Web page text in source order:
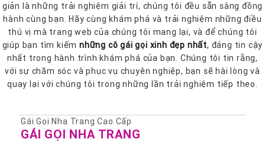
giản là những trải nghiệm giải trí, chúng tôi đều sẵn sàng đồng
hành cùng bạn. Hãy cùng khám phá và trải nghiệm những điều
thú vị mà trang web của chúng tôi mang lại, và để chúng tôi
giúp bạn tìm kiếmnhững cô gái gọi xinh đẹp nhất, đáng tin cậy
nhất trong hành trình khám phá của bạn. Chúng tôi tin rằng,
với sự chăm sóc và phục vụ chuyên nghiệp, bạn sẽ hài lòng và
quay lại với chúng tôi trong những lần trải nghiệm tiếp theo.
Gái Gọi Nha Trang Cao Cấp
GÁI GỌI NHA TRANG